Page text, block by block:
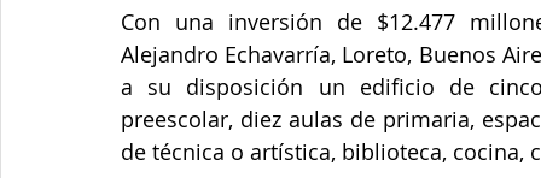
Con una inversión de $12.477
Alejandro Echavarría, Loreto, Buenos
a su disposición un edificio de
preescolar, diez aulas de primaria,
de técnica o artística, biblioteca, cocina,